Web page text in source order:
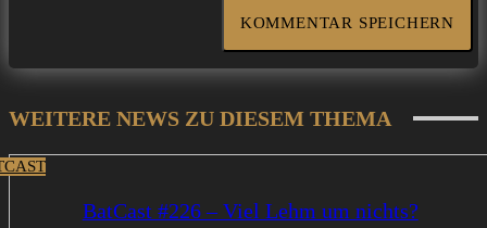
WEITERE NEWS ZU DIESEM THEMA
BatCast #226 – Viel Lehm um nichts?